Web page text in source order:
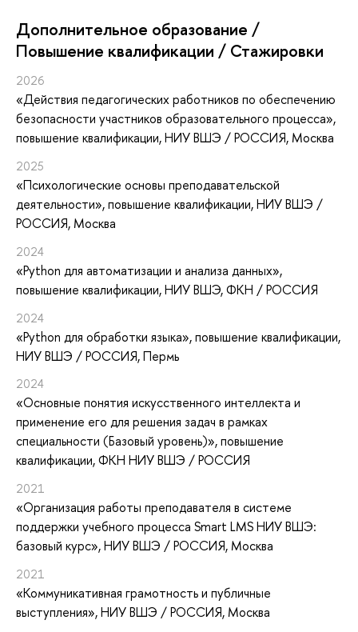
Дополнительное образование /
Повышение квалификации / Стажировки
2026
«Действия педагогических работников по обеспечению
безопасности участников образовательного процесса»,
повышение квалификации, НИУ ВШЭ / РОССИЯ, Москва
2025
«Психологические основы преподавательской
деятельности», повышение квалификации, НИУ ВШЭ /
РОССИЯ, Москва
2024
«Python для автоматизации и анализа данных»,
повышение квалификации, НИУ ВШЭ, ФКН / РОССИЯ
2024
«Python для обработки языка», повышение квалификации,
НИУ ВШЭ / РОССИЯ, Пермь
2024
«Основные понятия искусственного интеллекта и
применение его для решения задач в рамках
специальности (Базовый уровень)», повышение
квалификации, ФКН НИУ ВШЭ / РОССИЯ
2021
«Организация работы преподавателя в системе
поддержки учебного процесса Smart LMS НИУ ВШЭ:
базовый курс», НИУ ВШЭ / РОССИЯ, Москва
2021
«Коммуникативная грамотность и публичные
выступления», НИУ ВШЭ / РОССИЯ, Москва